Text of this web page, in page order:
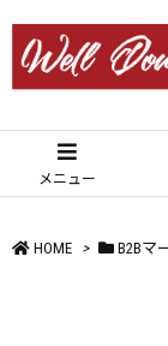
メニュー
HOME > B2Bマ